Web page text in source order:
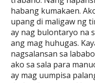
habang kumakaen.
upang di maligaw ng
ay nag bulontaryo na
ang mag huhugas.
nagsalansan sa
ako sa sala para
ay mag uumpisa